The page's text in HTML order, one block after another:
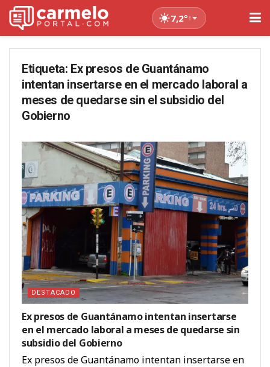
7,2°↑
Etiqueta: Ex presos de Guantánamo
intentan insertarse en el mercado laboral a
meses de quedarse sin el subsidio del
Gobierno
DESTACADO
Ex presos de Guantánamo intentan insertarse
en el mercado laboral a meses de quedarse sin
subsidio del Gobierno
Ex presos de Guantánamo intentan insertarse en